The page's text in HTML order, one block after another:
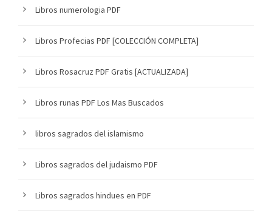
Libros numerologia PDF
Libros Profecias PDF [COLECCIÓN COMPLETA]
Libros Rosacruz PDF Gratis [ACTUALIZADA]
Libros runas PDF Los Mas Buscados
libros sagrados del islamismo
Libros sagrados del judaismo PDF
Libros sagrados hindues en PDF